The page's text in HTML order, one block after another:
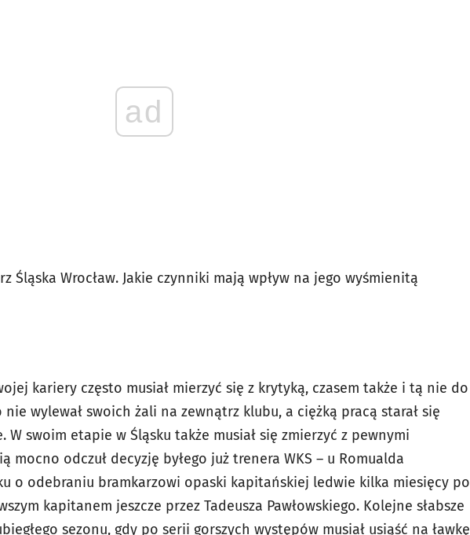
ad
Śląska Wrocław. Jakie czynniki mają wpływ na jego wyśmienitą
kariery często musiał mierzyć się z krytyką, czasem także i tą nie do
wylewał swoich żali na zewnątrz klubu, a ciężką pracą starał się
swoim etapie w Śląsku także musiał się zmierzyć z pewnymi
mocno odczuł decyzję byłego już trenera WKS – u Romualda
o odebraniu bramkarzowi opaski kapitańskiej ledwie kilka miesięcy po
kapitanem jeszcze przez Tadeusza Pawłowskiego. Kolejne słabsze
sezonu, gdy po serii gorszych występów musiał usiąść na ławkę